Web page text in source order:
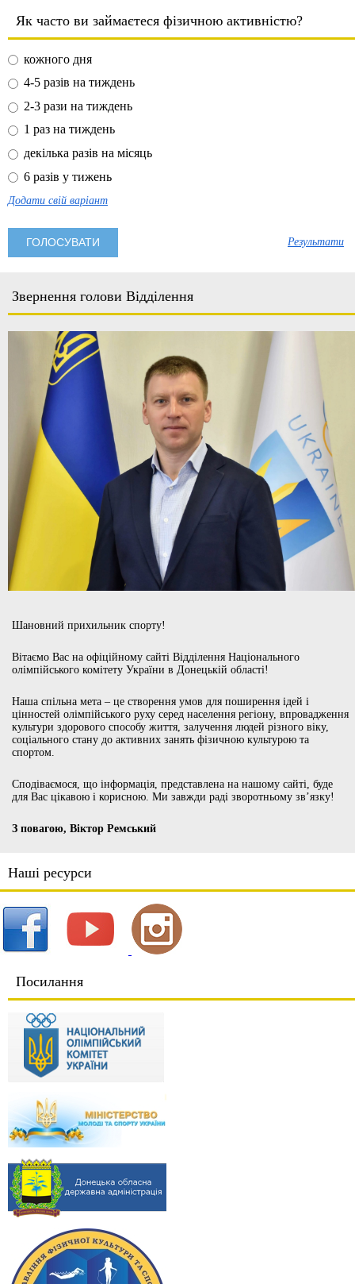
Як часто ви займаєтеся фізичною активністю?
кожного дня
4-5 разів на тиждень
2-3 рази на тиждень
1 раз на тиждень
декілька разів на місяць
6 разів у тижень
Додати свій варіант
Результати
Звернення голови Відділення
Шановний прихильник спорту!
Вітаємо Вас на офіційному сайті Відділення Національного
олімпійського комітету України в Донецькій області!
Наша спільна мета – це створення умов для поширення ідей і
цінностей олімпійського руху серед населення регіону, впровадження
культури здорового способу життя, залучення людей різного віку,
соціального стану до активних занять фізичною культурою та
спортом.
Сподіваємося, що інформація, представлена на нашому сайті, буде
для Вас цікавою і корисною. Ми завжди раді зворотньому зв’язку!
З повагою, Віктор Ремський
Наші ресурси
Посилання